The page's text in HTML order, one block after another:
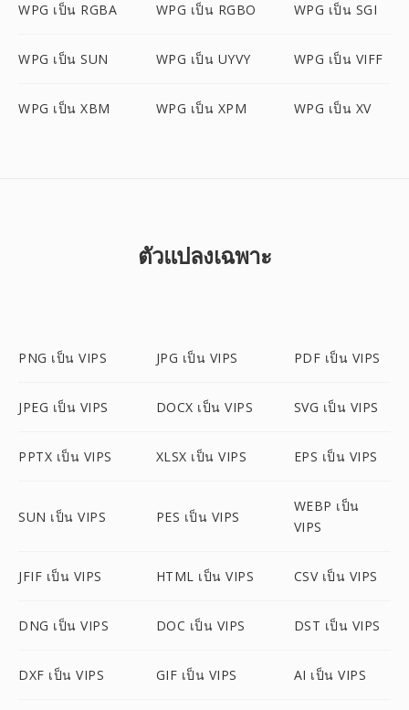
WPG เป็น RGBA WPG เป็น RGBO WPG เป็น SGI
WPG เป็น SUN WPG เป็น UYVY WPG เป็น VIFF
WPG เป็น XBM WPG เป็น XPM WPG เป็น XV
ตัวแปลงเฉพาะ
PNG เป็น VIPS JPG เป็น VIPS PDF เป็น VIPS
JPEG เป็น VIPS DOCX เป็น VIPS SVG เป็น VIPS
PPTX เป็น VIPS XLSX เป็น VIPS EPS เป็น VIPS
SUN เป็น VIPS PES เป็น VIPS
WEBP เป็น
VIPS
JFIF เป็น VIPS HTML เป็น VIPS CSV เป็น VIPS
DNG เป็น VIPS DOC เป็น VIPS DST เป็น VIPS
DXF เป็น VIPS GIF เป็น VIPS AI เป็น VIPS